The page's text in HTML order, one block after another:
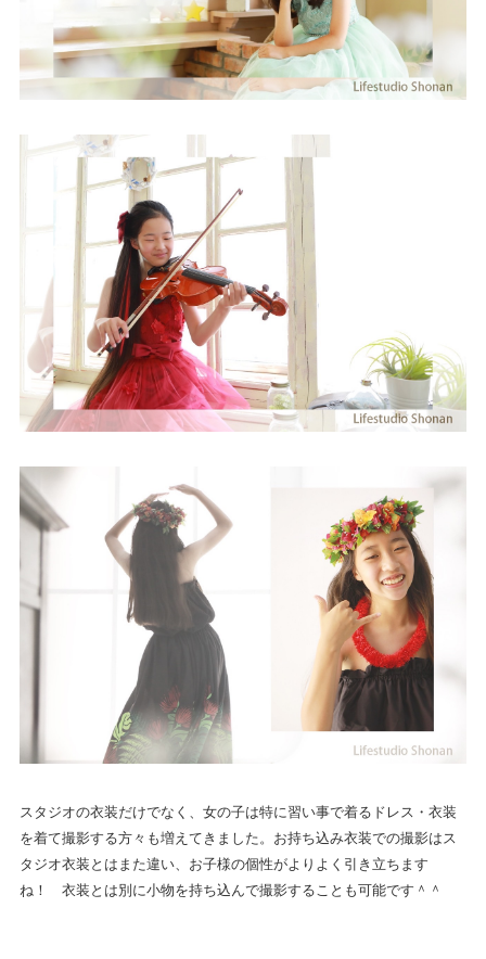
スタジオの衣装だけでなく、女の子は特に習い事で着るドレス・衣装
を着て撮影する方々も増えてきました。お持ち込み衣装での撮影はス
タジオ衣装とはまた違い、お子様の個性がよりよく引き立ちます
ね！ 衣装とは別に小物を持ち込んで撮影することも可能です＾＾